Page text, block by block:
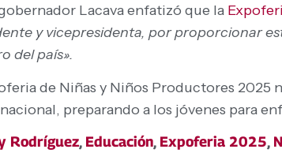
Lacava enfatizó que la
y vicepresidenta, por proporcionar
del país».
de Niñas y Niños Productores
preparando a los jóvenes para
Rodríguez, Educación, Expoferia 2025,